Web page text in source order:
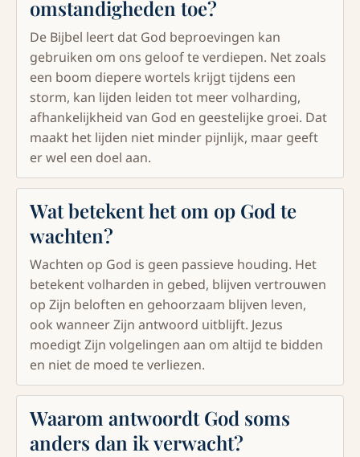
omstandigheden toe?
De Bijbel leert dat God beproevingen kan
gebruiken om ons geloof te verdiepen. Net zoals
een boom diepere wortels krijgt tijdens een
storm, kan lijden leiden tot meer volharding,
afhankelijkheid van God en geestelijke groei. Dat
maakt het lijden niet minder pijnlijk, maar geeft
er wel een doel aan.
Wat betekent het om op God te
wachten?
Wachten op God is geen passieve houding. Het
betekent volharden in gebed, blijven vertrouwen
op Zijn beloften en gehoorzaam blijven leven,
ook wanneer Zijn antwoord uitblijft. Jezus
moedigt Zijn volgelingen aan om altijd te bidden
en niet de moed te verliezen.
Waarom antwoordt God soms
anders dan ik verwacht?